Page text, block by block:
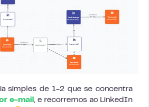
simples de 1-2 que se concentra
e-mail , e recorremos ao LinkedIn